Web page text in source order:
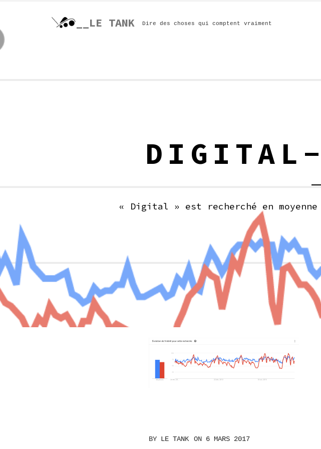
content
__LE TANK Dire des choses qui comptent vraiment
DIGITAL-
« Digital » est recherché en
BY LE TANK ON 6 MARS 2017